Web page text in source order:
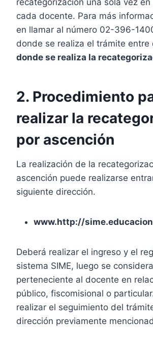
cada docente. Para más
en llamar al número 02-396-
donde se realiza el trámite entre
donde se realiza la
2. Procedimiento
realizar la
por ascención
La realización de la
ascención puede realizarse
siguiente dirección.
www.http://
Deberá realizar el ingreso y el
sistema SIME, luego se
perteneciente al docente en
público, fiscomisional o
realizar el seguimiento del
dirección previamente